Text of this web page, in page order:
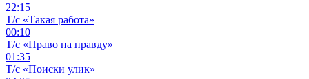
22:15
Т/с «Такая работа»
00:10
Т/с «Право на правду»
01:35
Т/с «Поиски улик»